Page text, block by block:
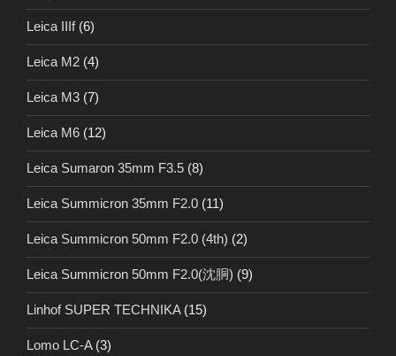
Leica IIIf(6)
Leica M2 (4)
Leica M3 (7)
Leica M6 (12)
Leica Sumaron 35mm F3.5 (8)
Leica Summicron 35mm F2.0 (11)
Leica Summicron 50mm F2.0 (4th) (2)
Leica Summicron 50mm F2.0(沈胴) (9)
Linhof SUPER TECHNIKA(15)
Lomo LC-A(3)